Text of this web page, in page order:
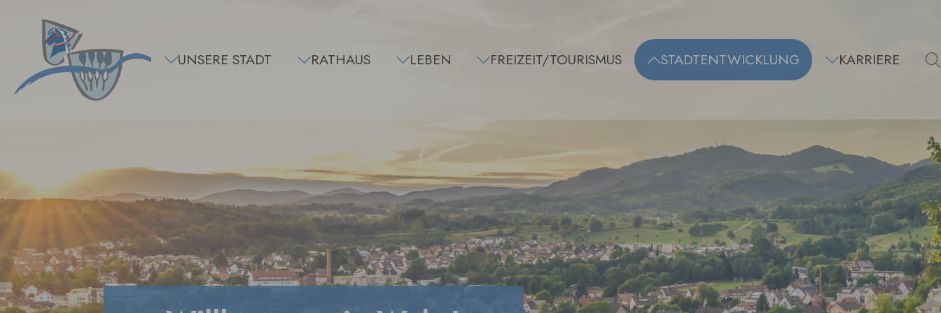
UNSERE STADT RATHAUS LEBEN FREIZEIT/TOURISMUS STADTENTWICKLUNG KARRIERE